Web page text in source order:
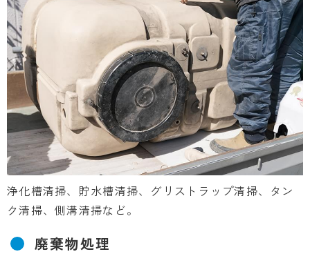
浄化槽清掃、貯水槽清掃、グリストラップ清掃、タン
ク清掃、側溝清掃など。
廃棄物処理